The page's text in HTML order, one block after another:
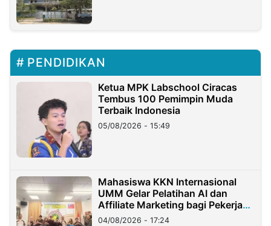
PENDIDIKAN
Ketua MPK Labschool Ciracas
Tembus 100 Pemimpin Muda
Terbaik Indonesia
05/08/2026 - 15:49
Mahasiswa KKN Internasional
UMM Gelar Pelatihan AI dan
Affiliate Marketing bagi Pekerja
Migran Indonesia di Taiwan
04/08/2026 - 17:24